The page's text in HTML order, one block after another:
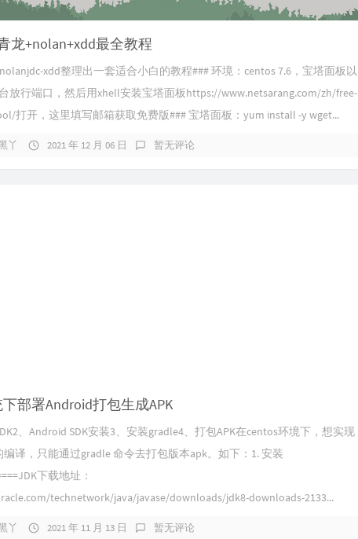
龙+nolan+xdd最全教程
xdd​整理出一套适合小白的教程​###​ ​环境：centos 7.6，宝塔面板以
放行端口，然后用xhell安装宝塔面板​​https://www.netsarang.com/zh/free-
打开，这里填写邮箱获取免费版​###​ ​宝塔面板：​yum install -y wget...
丫 2021 年 12 月 06 日 暂无评论
部署Android打包生成APK
、Android SDK安装3、安装gradle4、打包APK在centos环境下，想实现
译，只能通过gradle 命令去打包版本apk。如下：1. 安装
下载地址：
technetwork/java/javase/downloads/jdk8-downloads-2133...
丫 2021 年 11 月 13 日 暂无评论